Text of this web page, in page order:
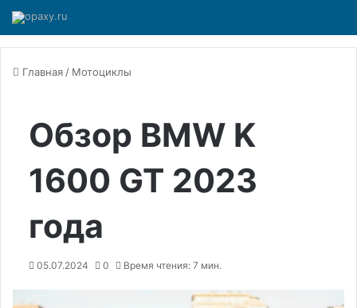
Главная / Мотоциклы
Обзор BMW K
1600 GT 2023
года
05.07.2024 0 Время чтения: 7 мин.